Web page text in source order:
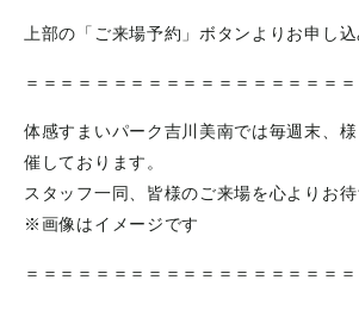
上部の「ご来場予約」ボタンよりお申し込
＝＝＝＝＝＝＝＝＝＝＝＝＝＝＝＝＝＝＝
体感すまいパーク吉川美南では毎週末、
催しております。
スタッフ一同、皆様のご来場を心よりお
※画像はイメージです
＝＝＝＝＝＝＝＝＝＝＝＝＝＝＝＝＝＝＝